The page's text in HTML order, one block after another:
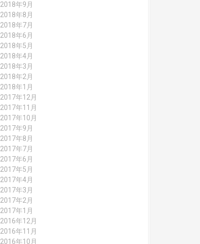
2018年9月
2018年8月
2018年7月
2018年6月
2018年5月
2018年4月
2018年3月
2018年2月
2018年1月
2017年12月
2017年11月
2017年10月
2017年9月
2017年8月
2017年7月
2017年6月
2017年5月
2017年4月
2017年3月
2017年2月
2017年1月
2016年12月
2016年11月
2016年10月